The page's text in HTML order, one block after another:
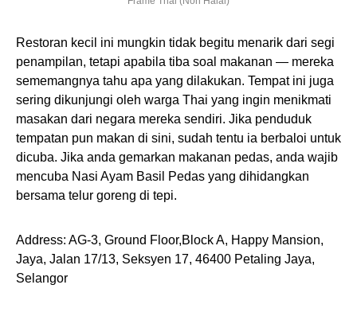
Restoran kecil ini mungkin tidak begitu menarik dari segi
penampilan, tetapi apabila tiba soal makanan — mereka
sememangnya tahu apa yang dilakukan. Tempat ini juga
sering dikunjungi oleh warga Thai yang ingin menikmati
masakan dari negara mereka sendiri. Jika penduduk
tempatan pun makan di sini, sudah tentu ia berbaloi untuk
dicuba. Jika anda gemarkan makanan pedas, anda wajib
mencuba Nasi Ayam Basil Pedas yang dihidangkan
bersama telur goreng di tepi.
Address: AG-3, Ground Floor,Block A, Happy Mansion,
Jaya, Jalan 17/13, Seksyen 17, 46400 Petaling Jaya,
Selangor